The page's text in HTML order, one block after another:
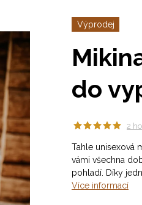
Výprodej
do
2
Tahle unisexová
vámi všechna
pohladí. Díky
Více informací